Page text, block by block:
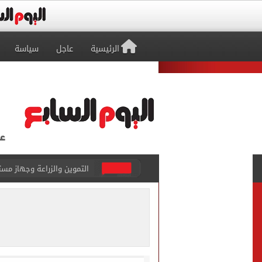
الرئيسية عاجل سياسة
البنك المركزى: ارتفاع الاحتياطى الأجنبى لـ
29 ألف طالب سجلوا رغباتهم fتنسيق المرحلة الأولى للقبول بالجامعات حتى الآن
هل التربح من السوشيال